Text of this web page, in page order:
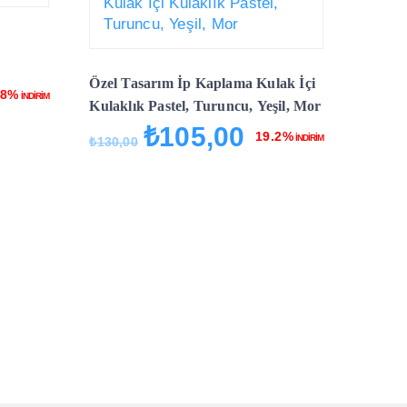
İNDİRİM
Özel Tasarım İp Kaplama Kulak İçi
Kulaklık Pastel, Turuncu, Yeşil, Mor
₺130,00 Orijinal
₺105,00 Şu
19.2%İNDİRİM